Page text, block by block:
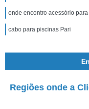
onde encontro acessório
cabo para piscinas Pari
Regiões onde a